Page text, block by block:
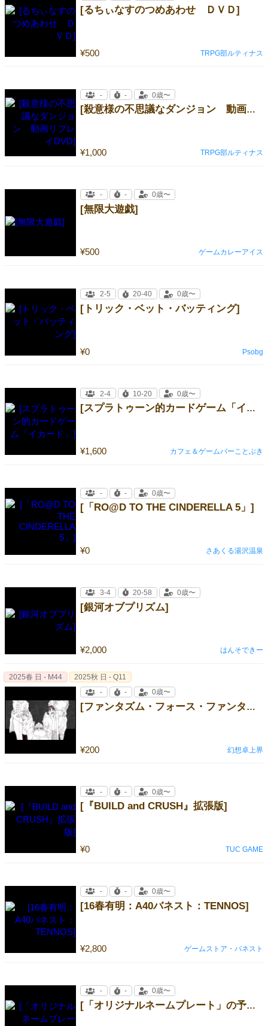
[るちぃなすのつめあわせ ＤＶＤ]
¥500 TRPG部ルティナス
[殺意様の不思議なダンジョン 動画リプレイDVD]
¥1,000
- - 0歳〜
TRPG部ルティナス
[無限大遊戯]
¥500
- - 0歳〜
ゲームカレーアイス
[トリック・ベット・バッティング]
¥0
2-5 20-40 0歳〜
Psobg
[スプラトゥーン的カードゲーム「イカード」]
¥1,600
2-4 10-20 0歳〜
カフェ＆ゲームバーことぶき
[「RO@D TO THE CINDERELLA 5」]
¥0
- - 0歳〜
さあくる湯沢温泉
[銀河オブプリズム]
¥2,000
3-4 20-58 0歳〜
はんそできー
[ファンタズム・フォース・ファンタジーTRPGリプレイ①]
¥200
2025春 日 - M44
2025秋 日 - Q11
-
- 0歳〜
幻想卓上界
[『BUILD and CRUSH』拡張版]
¥0
- - 0歳〜
TUC GAME
[16春有明：A40バネスト：TENNOS]
¥2,800
- - 0歳〜
ゲームストア・バネスト
[「オリジナルネームプレート」の予約販売]
- - 0歳〜